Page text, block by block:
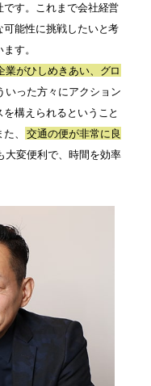
す。これまで会社経営
能性に挑戦したいと考
す。
がひしめきあい、グロ
いった方々にアクション
構えられるということ
、
交通の便が非常に良
大変便利で、時間を効率